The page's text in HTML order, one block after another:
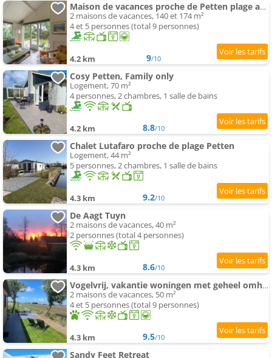
Maison de vacances proche de Petten plage avec piscine
2 maisons de vacances, 140 et 174 m²
4 et 5 personnes (total 9 personnes)
4.2 km 9/10
Cosy Petten, Family only
Logement, 70 m²
4 personnes, 2 chambres, 1 salle de bains
4.2 km 8.8/10
Chalet Lutafaro proche de plage Petten
Logement, 44 m²
5 personnes, 2 chambres, 1 salle de bains
4.3 km 9.2/10
De Aagt Tuyn
2 maisons de vacances, 40 m²
2 personnes (total 4 personnes)
4.3 km 8.6/10
Vogelvrij, vakantie woningen met geheel omheinde tuin
2 maisons de vacances, 50 m²
4 et 5 personnes (total 9 personnes)
4.3 km 9.5/10
Sandy Feet Retreat